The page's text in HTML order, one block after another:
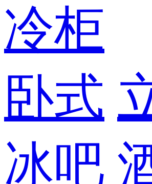
冷柜
卧式
冰吧